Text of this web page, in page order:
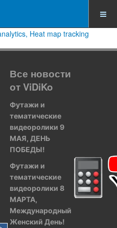
Все новости
от ViDiKo
Футажи и
тематические
видеоролики 9
МАЯ, ДЕНЬ
ПОБЕДЫ!
Футажи и
тематические
видеоролики 8
МАРТА,
Международный
Женский День!